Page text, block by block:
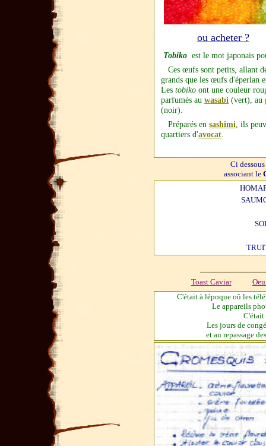
ou acheter ?
Tobiko est le mot japonais
Ces œufs sont petits, allant
grands que les œufs d'éperlan
Les tobiko ont une couleur
parfumés au wasabi (vert), au
(noir).
Préparés en sashimi ils
quartiers d'avocat
Ci dessous
associant le
Toast Caviar
C'était à lépoque oû les
Le appareils
C'était
Les jours de
et au repassage